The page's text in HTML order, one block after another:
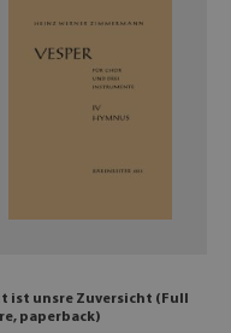
ist unsre Zuversicht (Full
paperback)